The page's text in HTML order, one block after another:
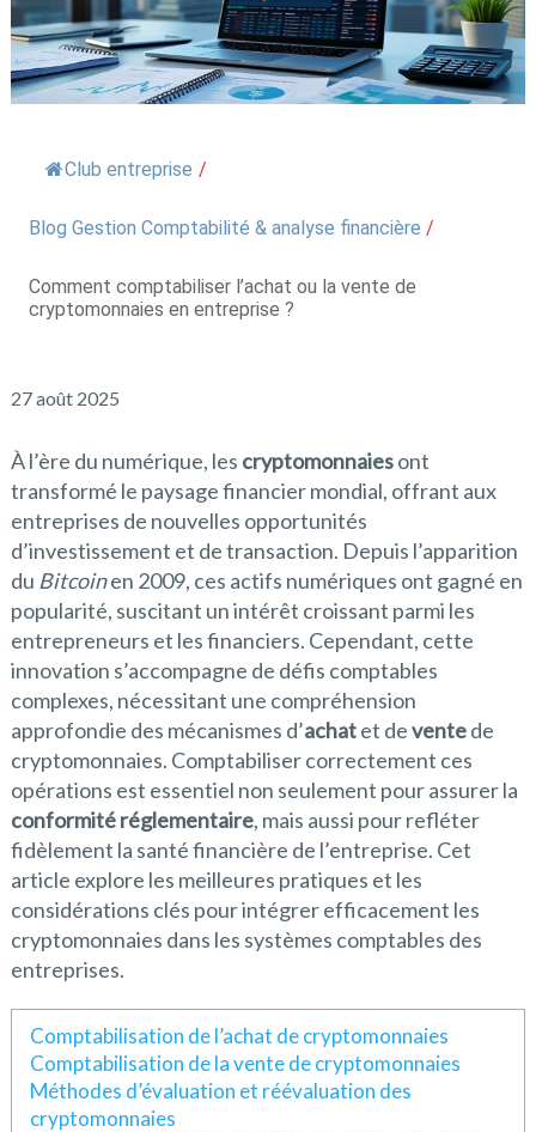
Club entreprise /
Blog Gestion Comptabilité & analyse financière /
Comment comptabiliser l’achat ou la vente de
cryptomonnaies en entreprise ?
27 août 2025
À l’ère du numérique, les cryptomonnaiesont
transformé le paysage financier mondial, offrant aux
entreprises de nouvelles opportunités
d’investissement et de transaction. Depuis l’apparition
du Bitcoinen 2009, ces actifs numériques ont gagné en
popularité, suscitant un intérêt croissant parmi les
entrepreneurs et les financiers. Cependant, cette
innovation s’accompagne de défis comptables
complexes, nécessitant une compréhension
approfondie des mécanismes d’achatet deventede
cryptomonnaies. Comptabiliser correctement ces
opérations est essentiel non seulement pour assurer la
conformité réglementaire, mais aussi pour refléter
fidèlement la santé financière de l’entreprise. Cet
article explore les meilleures pratiques et les
considérations clés pour intégrer efficacement les
cryptomonnaies dans les systèmes comptables des
entreprises.
Comptabilisation de l’achat de cryptomonnaies
Comptabilisation de la vente de cryptomonnaies
Méthodes d’évaluation et réévaluation des
cryptomonnaies